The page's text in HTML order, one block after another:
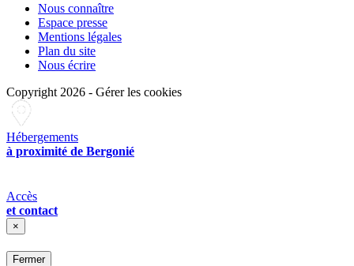
Nous connaître
Espace presse
Mentions légales
Plan du site
Nous écrire
Copyright 2026 - Gérer les cookies
Hébergements
à proximité de Bergonié
Accès
et contact
×
Fermer